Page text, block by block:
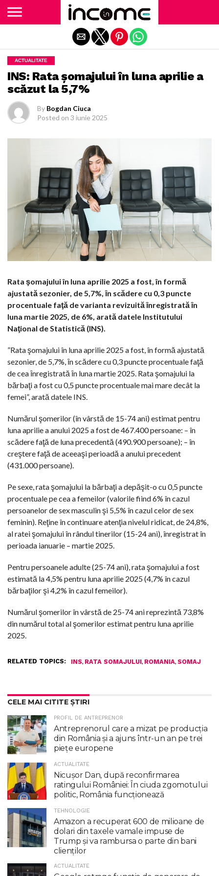
ACTUALITATE
INS: Rata şomajului în luna aprilie a
scăzut la 5,7%
By Bogdan Ciuca
Posted on 3 iunie 2025
Rata şomajului în luna aprilie 2025 a fost, în formă
ajustată sezonier, de 5,7%, ȋn scădere cu 0,3 puncte
procentuale faţă de varianta revizuită ȋnregistrată ȋn
luna martie 2025, de 6%, arată datele Institutului
Naţional de Statistică (INS).
”Rata şomajului în luna aprilie 2025 a fost, în formă ajustată
sezonier, de 5,7%, ȋn scădere cu 0,3 puncte procentuale faţă
de cea ȋnregistrată ȋn luna martie 2025. Rata şomajului la
bărbaţi a fost cu 0,5 puncte procentuale mai mare decât la
femei”, arată datele INS.
Numărul şomerilor (în vârstă de 15-74 ani) estimat pentru
luna aprilie a anului 2025 a fost de 467.400 persoane: – în
scădere faţă de luna precedentă (490.900 persoane); – în
creştere faţă de aceeaşi perioadă a anului precedent
(431.000 persoane).
Pe sexe, rata şomajului la bărbaţi a depăşit-o cu 0,5 puncte
procentuale pe cea a femeilor (valorile fiind 6% în cazul
persoanelor de sex masculin şi 5,5% în cazul celor de sex
feminin). Reţine în continuare atenţia nivelul ridicat, de 24,8%,
al ratei şomajului în rândul tinerilor (15-24 ani), înregistrat în
perioada ianuarie – martie 2025.
Pentru persoanele adulte (25-74 ani), rata şomajului a fost
estimată la 4,5% pentru luna aprilie 2025 (4,7% în cazul
bărbaţilor şi 4,2% în cazul femeilor).
Numărul şomerilor în vârstă de 25-74 ani reprezintă 73,8%
din numărul total al şomerilor estimat pentru luna aprilie
2025.
RELATED TOPICS: INS, RATA SOMAJULUI, ROMANIA, SOMAJ
CELE MAI CITITE ȘTIRI
PROFIL DE ANTREPRENOR
Antreprenorul care a mizat pe producția
din România și a ajuns într-un an pe trei
piețe europene
ACTUALITATE
Nicuşor Dan, după reconfirmarea
ratingului României: În ciuda zgomotului
politic, România funcţionează
TEHNOLOGIE
Amazon a recuperat 600 de milioane de
dolari din taxele vamale impuse de
Trump şi va rambursa o parte din bani
clienţilor
ACTUALITATE
Exit mobile version